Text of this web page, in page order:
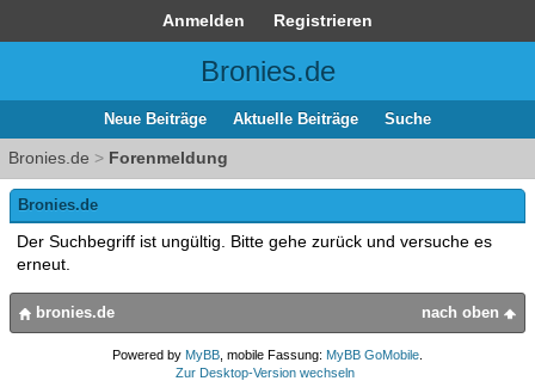
Anmelden Registrieren
Bronies.de
Neue Beiträge Aktuelle Beiträge Suche
Bronies.de > Forenmeldung
Bronies.de
Der Suchbegriff ist ungültig. Bitte gehe zurück und versuche es
erneut.
nach oben
bronies.de
Powered by MyBB , mobile Fassung: MyBB GoMobile
Zur Desktop-Version wechseln